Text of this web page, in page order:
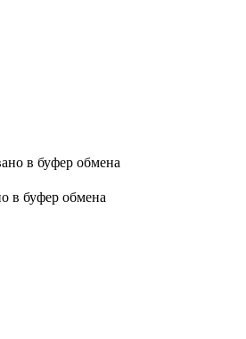
в буфер обмена
в буфер обмена